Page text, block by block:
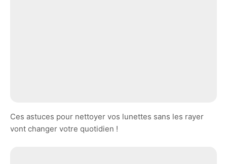
Ces astuces pour nettoyer vos lunettes sans les rayer
vont changer votre quotidien !